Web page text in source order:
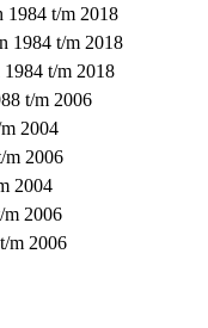
1984 t/m 2018
1984 t/m 2018
t/m 2018
t/m 2006
2004
m 2006
2004
2006
m 2006